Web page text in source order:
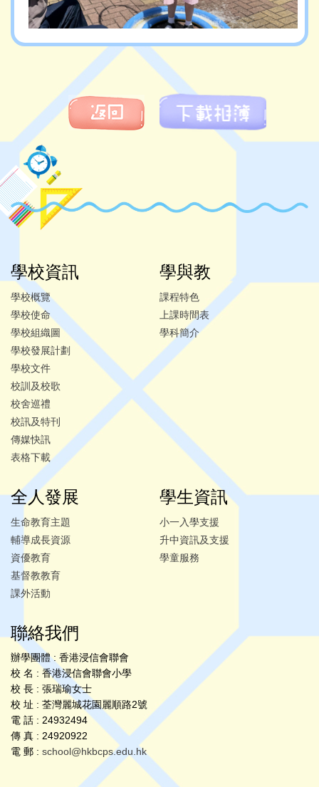
學校資訊
學校概覽
學校使命
學校組織圖
學校發展計劃
學校文件
校訓及校歌
校舍巡禮
校訊及特刊
傳媒快訊
表格下載
學與教
課程特色
上課時間表
學科簡介
全人發展
生命教育主題
輔導成長資源
資優教育
基督教教育
課外活動
學生資訊
小一入學支援
升中資訊及支援
學童服務
聯絡我們
辦學團體 : 香港浸信會聯會
校 名 : 香港浸信會聯會小學
校 長 : 張瑞瑜女士
校 址 : 荃灣麗城花園麗順路2號
電 話 : 24932494
傳 真 : 24920922
電 郵 : school@hkbcps.edu.hk